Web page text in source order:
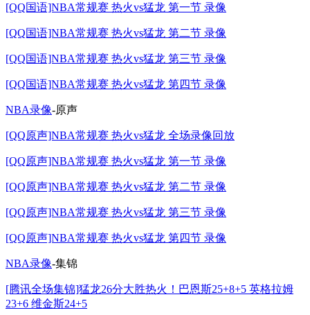
[QQ国语]NBA常规赛 热火vs猛龙 第一节 录像
[QQ国语]NBA常规赛 热火vs猛龙 第二节 录像
[QQ国语]NBA常规赛 热火vs猛龙 第三节 录像
[QQ国语]NBA常规赛 热火vs猛龙 第四节 录像
NBA录像-原声
[QQ原声]NBA常规赛 热火vs猛龙 全场录像回放
[QQ原声]NBA常规赛 热火vs猛龙 第一节 录像
[QQ原声]NBA常规赛 热火vs猛龙 第二节 录像
[QQ原声]NBA常规赛 热火vs猛龙 第三节 录像
[QQ原声]NBA常规赛 热火vs猛龙 第四节 录像
NBA录像-集锦
[腾讯全场集锦]猛龙26分大胜热火！巴恩斯25+8+5 英格拉姆
23+6 维金斯24+5